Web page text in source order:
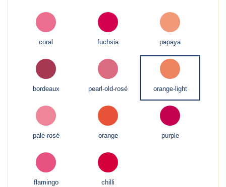
coral fuchsia papaya
bordeaux pearl-old-rosé orange-light
pale-rosé orange purple
flamingo chilli